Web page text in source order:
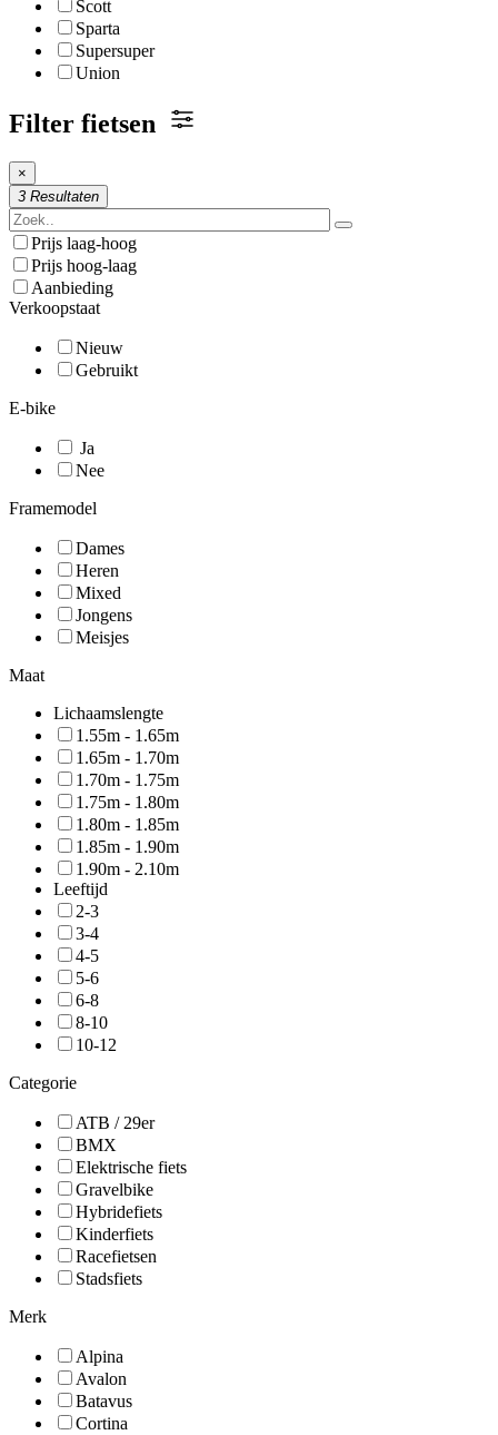
Scott
Sparta
Supersuper
Union
Filter fietsen
×
3 Resultaten
Prijs laag-hoog
Prijs hoog-laag
Aanbieding
Verkoopstaat
Nieuw
Gebruikt
E-bike
Ja
Nee
Framemodel
Dames
Heren
Mixed
Jongens
Meisjes
Maat
Lichaamslengte
1.55m - 1.65m
1.65m - 1.70m
1.70m - 1.75m
1.75m - 1.80m
1.80m - 1.85m
1.85m - 1.90m
1.90m - 2.10m
Leeftijd
2-3
3-4
4-5
5-6
6-8
8-10
10-12
Categorie
ATB / 29er
BMX
Elektrische fiets
Gravelbike
Hybridefiets
Kinderfiets
Racefietsen
Stadsfiets
Merk
Alpina
Avalon
Batavus
Cortina